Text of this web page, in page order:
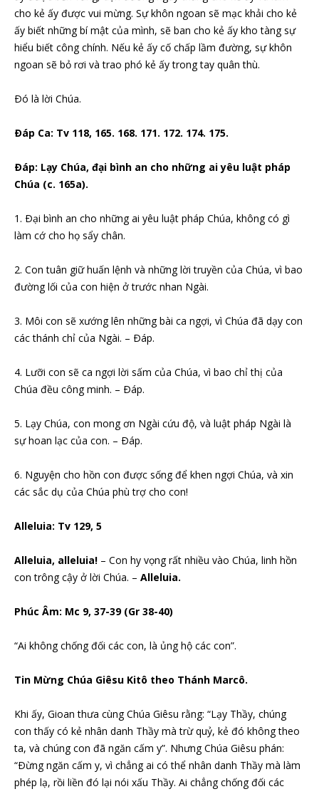
cho kẻ ấy được vui mừng. Sự khôn ngoan sẽ mạc khải cho kẻ
ấy biết những bí mật của mình, sẽ ban cho kẻ ấy kho tàng sự
hiểu biết công chính. Nếu kẻ ấy cố chấp lầm đường, sự khôn
ngoan sẽ bỏ rơi và trao phó kẻ ấy trong tay quân thù.
Ðó là lời Chúa.
Ðáp Ca: Tv 118, 165. 168. 171. 172. 174. 175.
Ðáp: Lạy Chúa, đại bình an cho những ai yêu luật pháp
Chúa (c. 165a).
1. Ðại bình an cho những ai yêu luật pháp Chúa, không có gì
làm cớ cho họ sẩy chân.
2. Con tuân giữ huấn lệnh và những lời truyền của Chúa, vì bao
đường lối của con hiện ở trước nhan Ngài.
3. Môi con sẽ xướng lên những bài ca ngợi, vì Chúa đã dạy con
các thánh chỉ của Ngài. – Ðáp.
4. Lưỡi con sẽ ca ngợi lời sấm của Chúa, vì bao chỉ thị của
Chúa đều công minh. – Ðáp.
5. Lạy Chúa, con mong ơn Ngài cứu độ, và luật pháp Ngài là
sự hoan lạc của con. – Ðáp.
6. Nguyện cho hồn con được sống để khen ngợi Chúa, và xin
các sắc dụ của Chúa phù trợ cho con!
Alleluia: Tv 129, 5
Alleluia, alleluia! – Con hy vọng rất nhiều vào Chúa, linh hồn
con trông cậy ở lời Chúa. – Alleluia.
Phúc Âm: Mc 9, 37-39 (Gr 38-40)
“Ai không chống đối các con, là ủng hộ các con”.
Tin Mừng Chúa Giêsu Kitô theo Thánh Marcô.
Khi ấy, Gioan thưa cùng Chúa Giêsu rằng: “Lạy Thầy, chúng
con thấy có kẻ nhân danh Thầy mà trừ quỷ, kẻ đó không theo
ta, và chúng con đã ngăn cấm y”. Nhưng Chúa Giêsu phán:
“Ðừng ngăn cấm y, vì chẳng ai có thể nhân danh Thầy mà làm
phép lạ, rồi liền đó lại nói xấu Thầy. Ai chẳng chống đối các